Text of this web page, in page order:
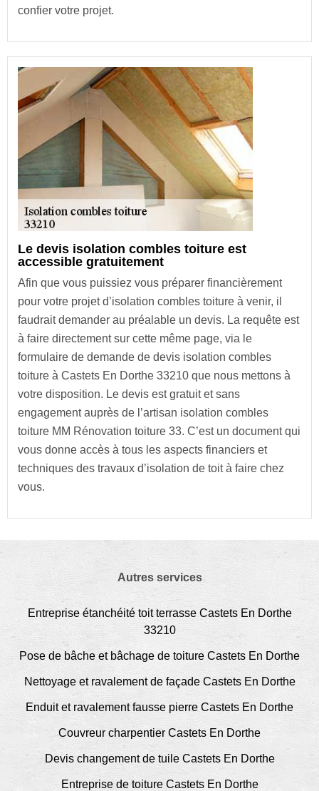
confier votre projet.
Le devis isolation combles toiture est
accessible gratuitement
Afin que vous puissiez vous préparer financièrement
pour votre projet d’isolation combles toiture à venir, il
faudrait demander au préalable un devis. La requête est
à faire directement sur cette même page, via le
formulaire de demande de devis isolation combles
toiture à Castets En Dorthe 33210 que nous mettons à
votre disposition. Le devis est gratuit et sans
engagement auprès de l’artisan isolation combles
toiture MM Rénovation toiture 33. C’est un document qui
vous donne accès à tous les aspects financiers et
techniques des travaux d’isolation de toit à faire chez
vous.
Autres services
Entreprise étanchéité toit terrasse Castets En Dorthe
33210
Pose de bâche et bâchage de toiture Castets En Dorthe
Nettoyage et ravalement de façade Castets En Dorthe
Enduit et ravalement fausse pierre Castets En Dorthe
Couvreur charpentier Castets En Dorthe
Devis changement de tuile Castets En Dorthe
Entreprise de toiture Castets En Dorthe